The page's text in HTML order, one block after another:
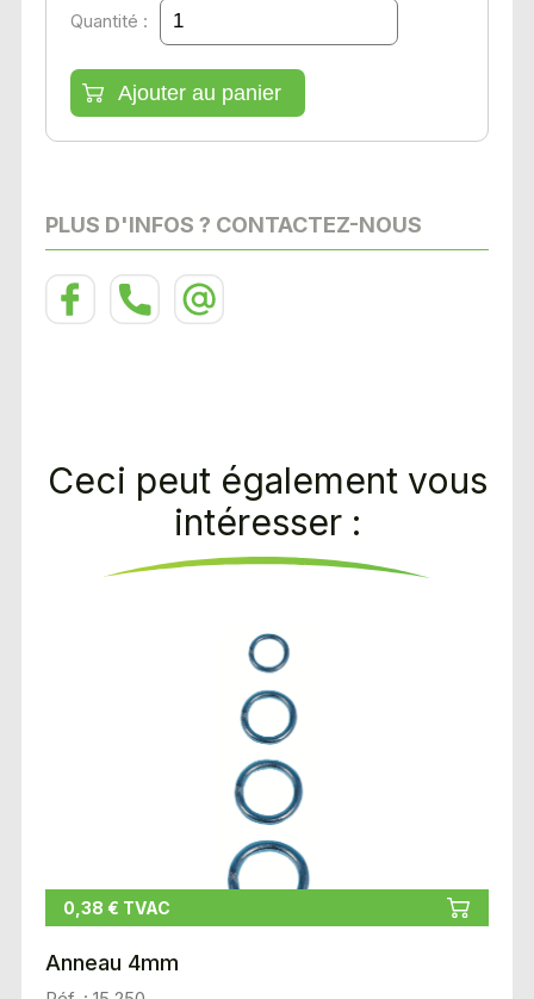
Quantité :
PLUS D'INFOS ? CONTACTEZ-NOUS
Ceci peut également vous
intéresser :
0,38 € TVAC
Anneau 4mm